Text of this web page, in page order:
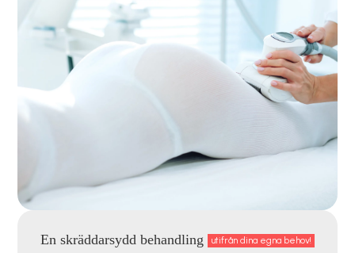
En skräddarsydd behandling utifrån dina egna behov!